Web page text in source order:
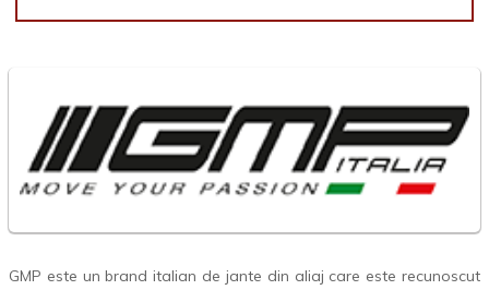
GMP este un brand italian de jante din aliaj care este recunoscut